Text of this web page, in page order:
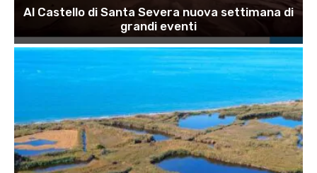
Al Castello di Santa Severa nuova settimana di
grandi eventi